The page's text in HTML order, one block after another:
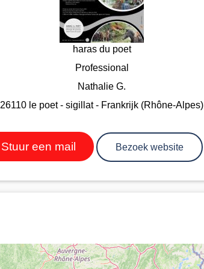
haras du poet
Professional
Nathalie G.
26110 le poet - sigillat - Frankrijk (Rhône-Alpes)
Stuur een mail Bezoek website